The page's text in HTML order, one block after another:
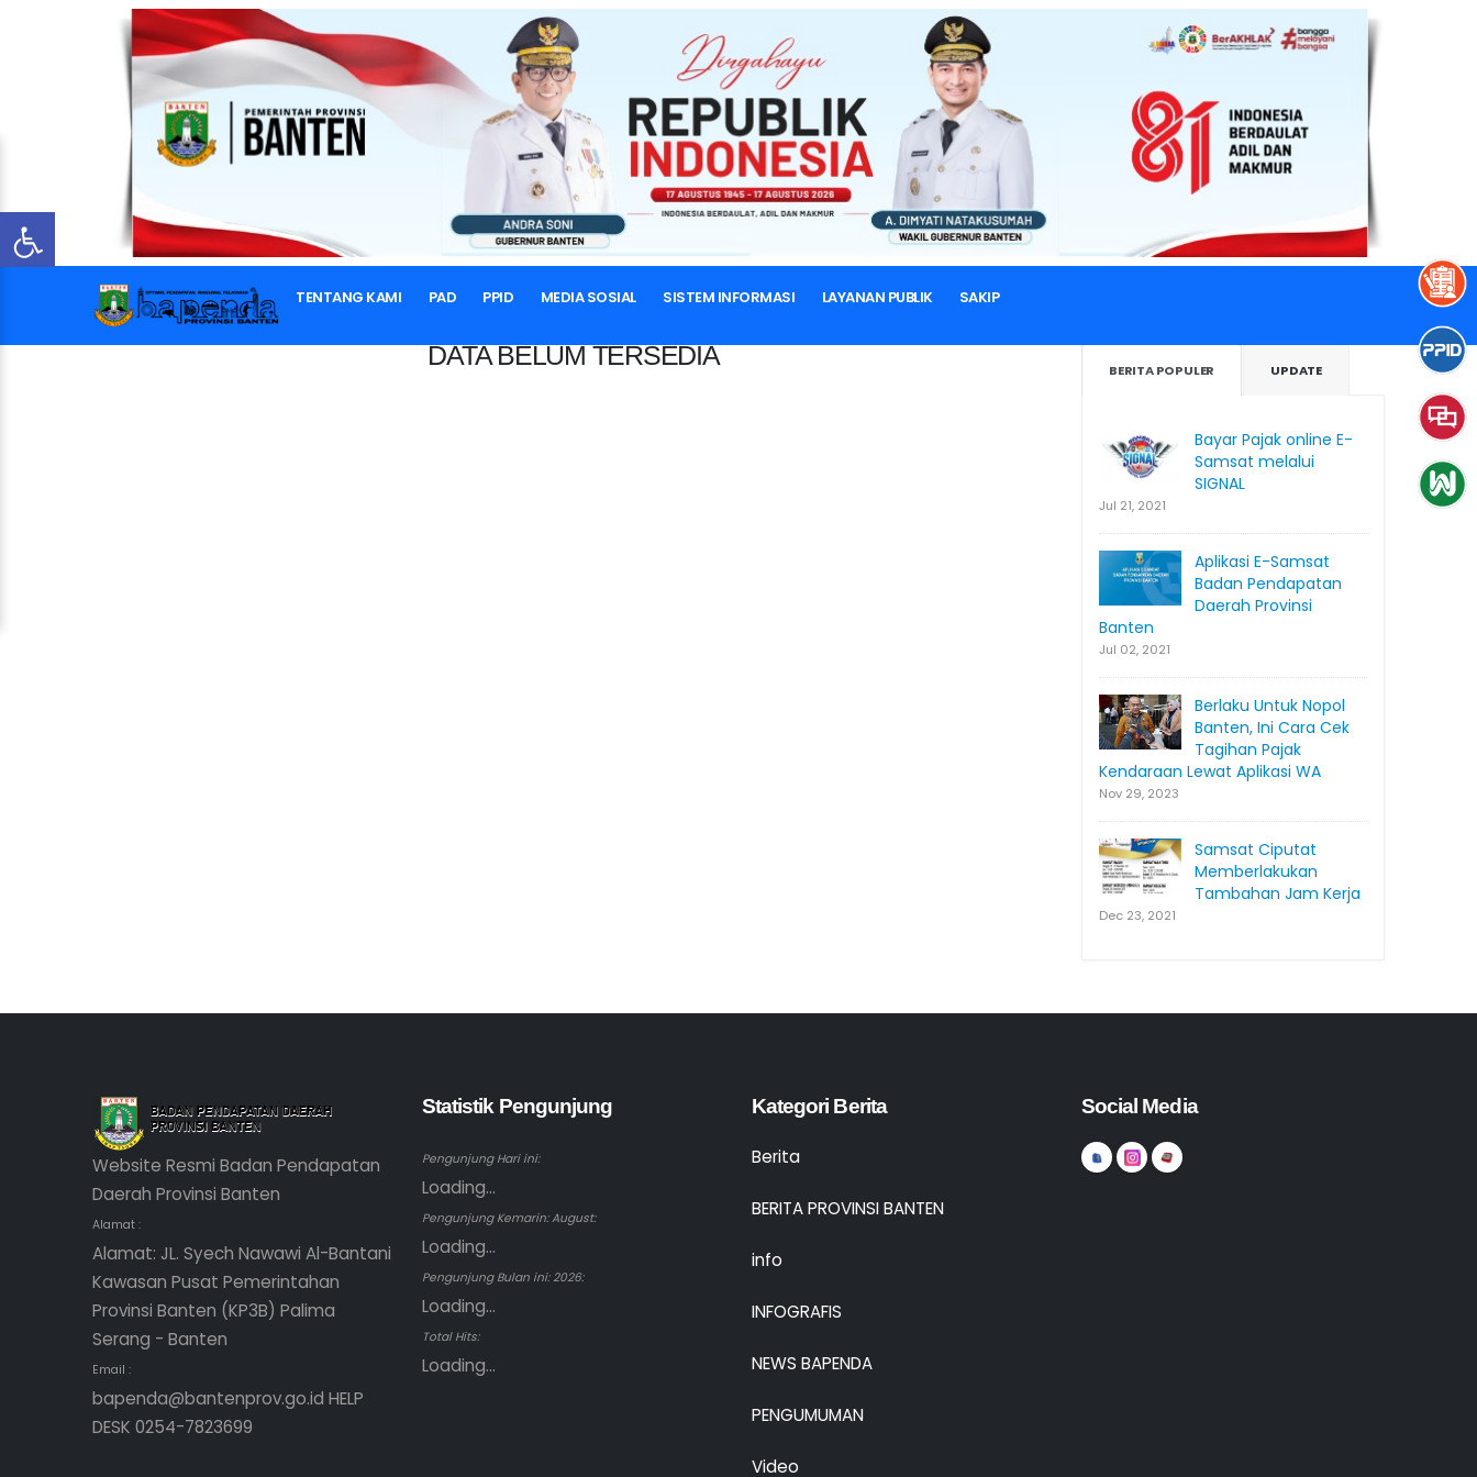
TENTANG KAMI PAD PPID MEDIA SOSIAL SISTEM INFORMASI LAYANAN PUBLIK SAKIP
BERANDA
DATA BELUM TERSEDIA
BERITA POPULER UPDATE
Bayar Pajak online E-
Samsat melalui
SIGNAL
Jul 21, 2021
Aplikasi E-Samsat
Badan Pendapatan
Daerah Provinsi
Banten
Jul 02, 2021
Berlaku Untuk Nopol
Banten, Ini Cara Cek
Tagihan Pajak
Kendaraan Lewat Aplikasi WA
Nov 29, 2023
Samsat Ciputat
Memberlakukan
Tambahan Jam Kerja
Dec 23, 2021
Website Resmi Badan Pendapatan
Daerah Provinsi Banten
Alamat :
Alamat: JL. Syech Nawawi Al-Bantani
Kawasan Pusat Pemerintahan
Provinsi Banten (KP3B) Palima
Serang - Banten
Email :
bapenda@bantenprov.go.id HELP
DESK 0254-7823699
Statistik Pengunjung
Pengunjung Hari ini:
Loading...
Pengunjung Kemarin: August:
Loading...
Pengunjung Bulan ini: 2026:
Loading...
Total Hits:
Loading...
Kategori Berita
Berita
BERITA PROVINSI BANTEN
info
INFOGRAFIS
NEWS BAPENDA
PENGUMUMAN
Video
Social Media